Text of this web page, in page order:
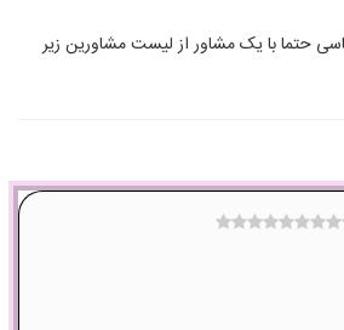
حتما با یک مشاور از لیست مشاورین زیر